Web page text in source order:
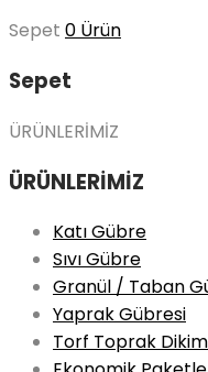
Sepet 0 Ürün
Sepet
ÜRÜNLERİMİZ
ÜRÜNLERİMİZ
Katı Gübre
Sıvı Gübre
Granül / Taban
Yaprak Gübresi
Torf Toprak